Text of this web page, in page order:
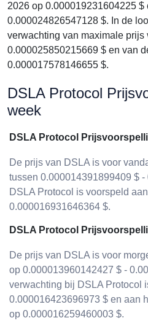
2026 op 0.000019231604225
0.000024826547128 $. In de
verwachting van maximale prijs
0.000025850215669 $ en van
0.000017578146655 $.
DSLA Protocol
week
DSLA Protocol
De prijs van DSLA is voor
tussen 0.000014391899409 $
DSLA Protocol is voorspeld
0.000016931646364 $.
DSLA Protocol
De prijs van DSLA is voor
op 0.000013960142427 $ -
verwachting bij DSLA Protocol
0.000016423696973 $ en aan
op 0.000016259460003 $.